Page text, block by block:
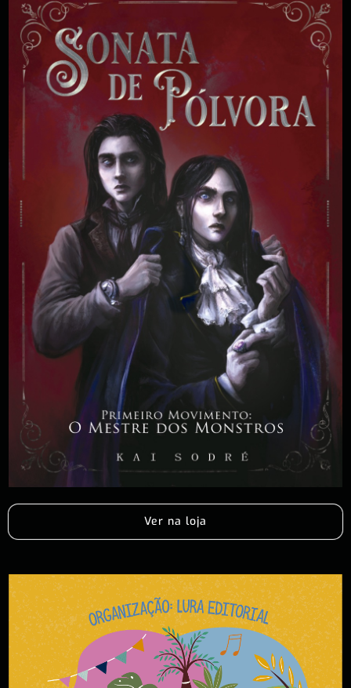
Ver na loja